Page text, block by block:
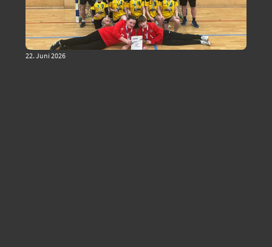
22. Juni 2026